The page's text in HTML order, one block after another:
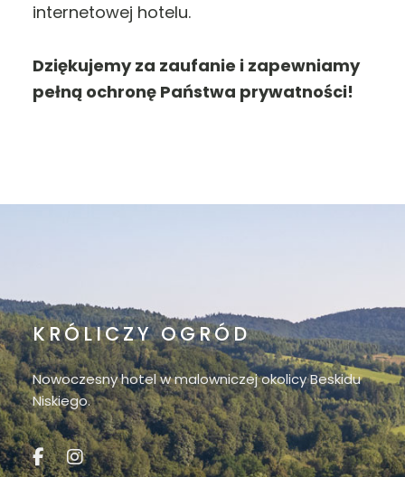
internetowej hotelu.
Dziękujemy za zaufanie i zapewniamy
pełną ochronę Państwa prywatności!
KRÓLICZY OGRÓD
Nowoczesny hotel w malowniczej okolicy Beskidu
Niskiego.